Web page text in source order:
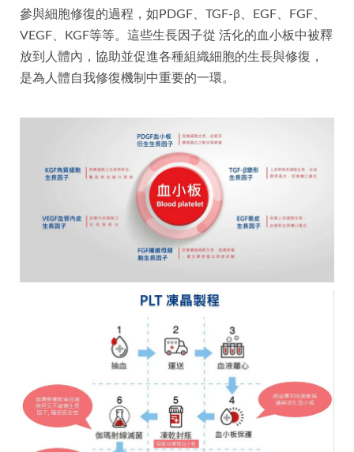
參與細胞修復的過程，如PDGF、TGF-β、EGF、FGF、
VEGF、KGF等等。這些生長因子從 活化的血小板中被釋
放到人體內，協助並促進各種組織細胞的生長與修復，
是為人體自我修復機制中重要的一環。